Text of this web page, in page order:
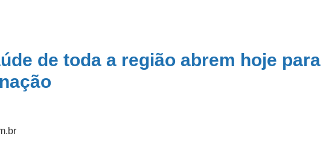
de toda a região abrem hoje para